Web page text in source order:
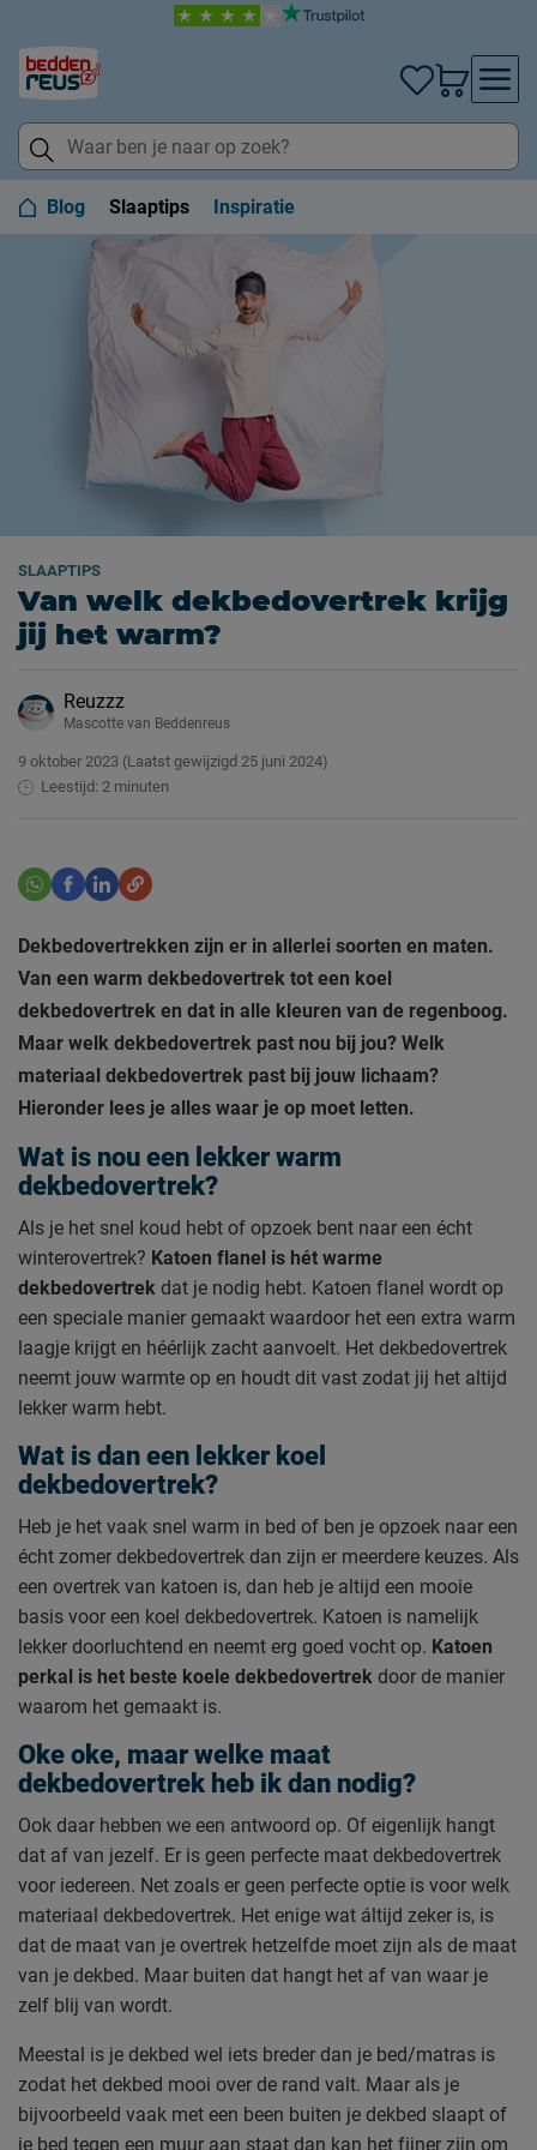
Blog Slaaptips Inspiratie
SLAAPTIPS
Van welk dekbedovertrek krijg
jij het warm?
Reuzzz
Mascotte van Beddenreus
9 oktober 2023 (Laatst gewijzigd 25 juni 2024)
Leestijd: 2 minuten
Dekbedovertrekken zijn er in allerlei soorten en maten.
Van een warm dekbedovertrek tot een koel
dekbedovertrek en dat in alle kleuren van de regenboog.
Maar welk dekbedovertrek past nou bij jou? Welk
materiaal dekbedovertrek past bij jouw lichaam?
Hieronder lees je alles waar je op moet letten.
Wat is nou een lekker warm
dekbedovertrek?
Als je het snel koud hebt of opzoek bent naar een écht
winterovertrek? Katoen flanel is hét warme
dekbedovertrek dat je nodig hebt. Katoen flanel wordt op
een speciale manier gemaakt waardoor het een extra warm
laagje krijgt en héérlijk zacht aanvoelt. Het dekbedovertrek
neemt jouw warmte op en houdt dit vast zodat jij het altijd
lekker warm hebt.
Wat is dan een lekker koel
dekbedovertrek?
Heb je het vaak snel warm in bed of ben je opzoek naar een
écht zomer dekbedovertrek dan zijn er meerdere keuzes. Als
een overtrek van katoen is, dan heb je altijd een mooie
basis voor een koel dekbedovertrek. Katoen is namelijk
lekker doorluchtend en neemt erg goed vocht op. Katoen
perkal is het beste koele dekbedovertrek door de manier
waarom het gemaakt is.
Oke oke, maar welke maat
dekbedovertrek heb ik dan nodig?
Ook daar hebben we een antwoord op. Of eigenlijk hangt
dat af van jezelf. Er is geen perfecte maat dekbedovertrek
voor iedereen. Net zoals er geen perfecte optie is voor welk
materiaal dekbedovertrek. Het enige wat áltijd zeker is, is
dat de maat van je overtrek hetzelfde moet zijn als de maat
van je dekbed. Maar buiten dat hangt het af van waar je
zelf blij van wordt.
Meestal is je dekbed wel iets breder dan je bed/matras is
zodat het dekbed mooi over de rand valt. Maar als je
bijvoorbeeld vaak met een been buiten je dekbed slaapt of
je bed tegen een muur aan staat dan kan het fijner zijn om